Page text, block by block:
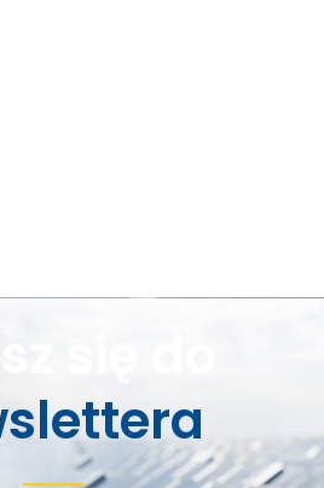
się do